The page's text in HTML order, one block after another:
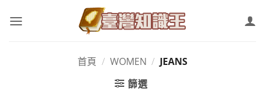
首頁 / WOMEN / JEANS
篩選